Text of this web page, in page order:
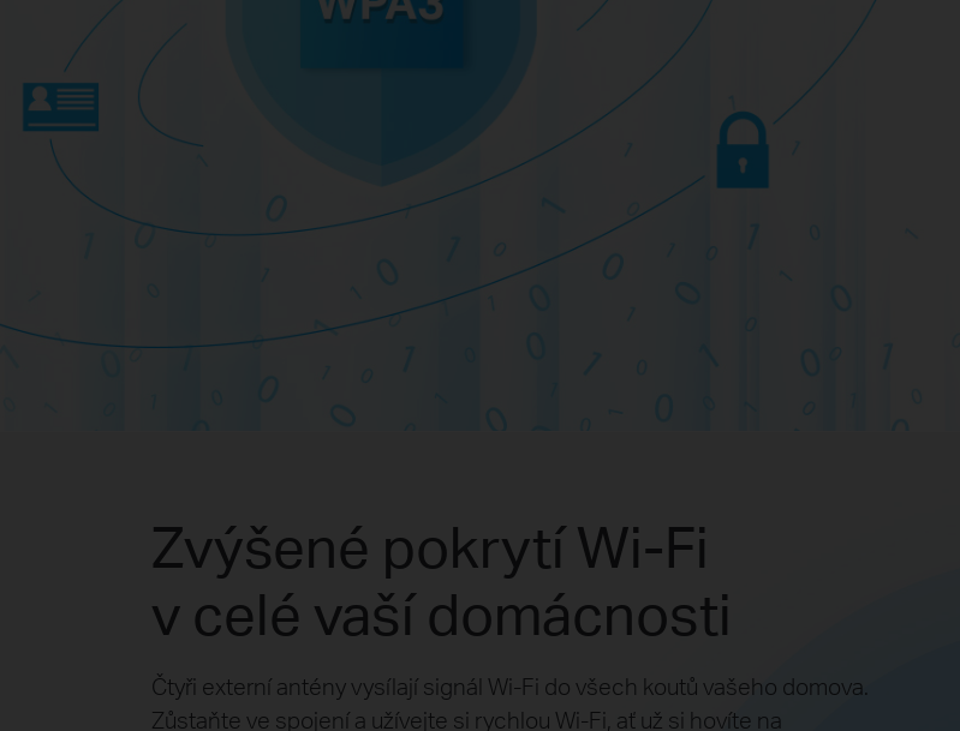
Zvýšené pokrytí Wi-Fi
v celé vaší domácnosti
Čtyři externí antény vysílají signál Wi-Fi do všech koutů vašeho domova.
Zůstaňte ve spojení a užívejte si rychlou Wi-Fi, ať už si hovíte na